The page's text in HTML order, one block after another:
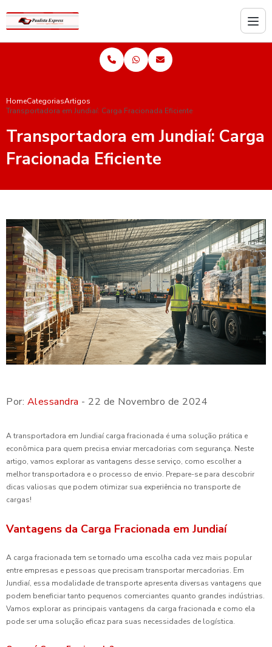
HomeCategoriasArtigos
Transportadora em Jundiaí: Carga Fracionada Eficiente
Transportadora em Jundiaí: Carga
Fracionada Eficiente
Por: Alessandra - 22 de Novembro de 2024
A transportadora em Jundiaí carga fracionada é uma solução prática e
econômica para quem precisa enviar mercadorias com segurança. Neste
artigo, vamos explorar as vantagens desse serviço, como escolher a
melhor transportadora e o processo de envio. Prepare-se para descobrir
dicas valiosas que podem otimizar sua experiência no transporte de
cargas!
Vantagens da Carga Fracionada em Jundiaí
A carga fracionada tem se tornado uma escolha cada vez mais popular
entre empresas e pessoas que precisam transportar mercadorias. Em
Jundiaí, essa modalidade de transporte apresenta diversas vantagens que
podem beneficiar tanto pequenos comerciantes quanto grandes indústrias.
Vamos explorar as principais vantagens da carga fracionada e como ela
pode ser uma solução eficaz para suas necessidades de logística.